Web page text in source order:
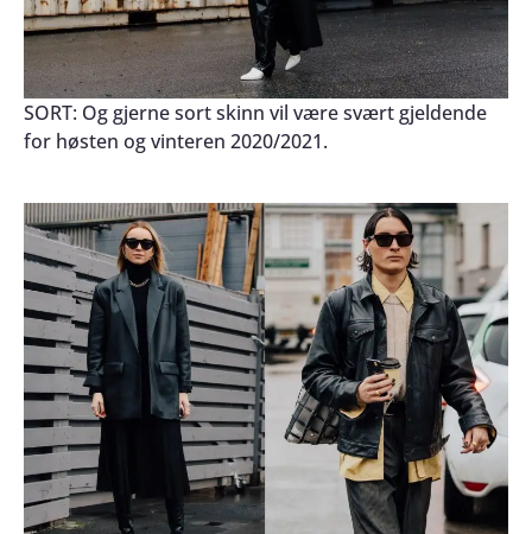
SORT: Og gjerne sort skinn vil være svært gjeldende
for høsten og vinteren 2020/2021.